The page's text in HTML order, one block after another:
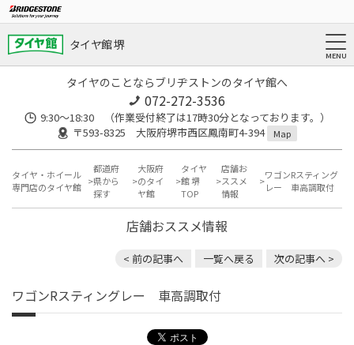
タイヤ館 堺
タイヤのことならブリヂストンのタイヤ館へ
072-272-3536
9:30〜18:30 （作業受付終了は17時30分となっております。）
〒593-8325 大阪府堺市西区鳳南町4-394
Map
タイヤ・ホイール
専門店のタイヤ館
都道府
県から
探す
大阪府
のタイ
ヤ館
タイヤ
館 堺
TOP
店舗お
ススメ
情報
ワゴンRスティング
レー 車高調取付
店舗おススメ情報
< 前の記事へ 一覧へ戻る 次の記事へ >
ワゴンRスティングレー 車高調取付